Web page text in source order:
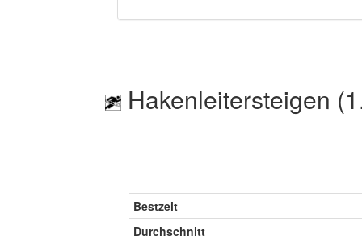
Hakenleitersteigen
Bestzeit
Durchschnitt